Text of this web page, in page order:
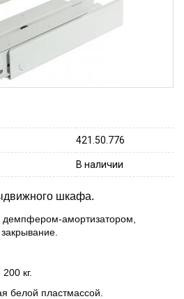
421.50.776
В наличии
шкафа.
амортизатором,
кг.
белой пластмассой.